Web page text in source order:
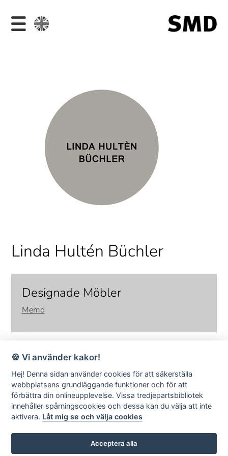
Linda Hultén Büchler
Designade Möbler
Memo
SMD Design · Idrottsvägen 4 · S-333 75 Reftele Sweden · tel +46
(0)371-207 60 ·info@smddesign.se
StudioB3 Showroom · Barnhusgatan 3 · S-111 23 Stockholm · tel
instagram
🍪 Vi använder kakor!
Hej! Denna sidan använder cookies för att säkerställa
webbplatsens grundläggande funktioner och för att
förbättra din onlineupplevelse. Vissa tredjepartsbibliotek
innehåller spårningscookies och dessa kan du välja att inte
aktivera. Låt mig se och välja cookies
Acceptera alla